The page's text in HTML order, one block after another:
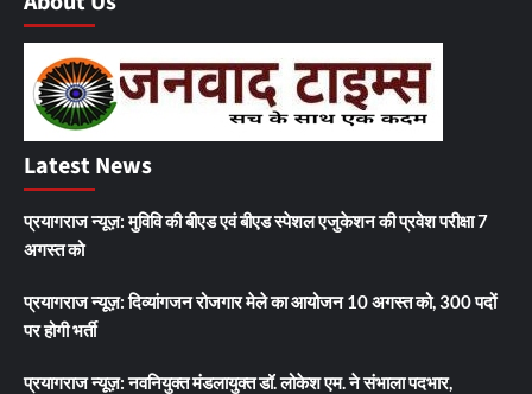
Latest News
प्रयागराज न्यूज़: मुविवि की बीएड एवं बीएड स्पेशल एजुकेशन की प्रवेश परीक्षा 7
अगस्त को
प्रयागराज न्यूज़: दिव्यांगजन रोजगार मेले का आयोजन 10 अगस्त को, 300 पदों
पर होगी भर्ती
प्रयागराज न्यूज़: नवनियुक्त मंडलायुक्त डॉ. लोकेश एम. ने संभाला पदभार,